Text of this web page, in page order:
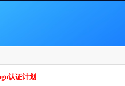
认证计划